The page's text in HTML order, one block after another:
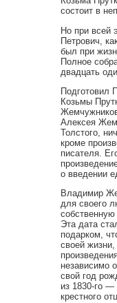
состоит в
Но при всей
Петрович,
был при
Полное
двадцать
Подготовил
Козьмы
Алексея
Толстого,
кроме
писателя.
о введении
Владимир
для своего
Эта дата
подарком,
своей
независимо
свой год
из 1830-го —
крестного